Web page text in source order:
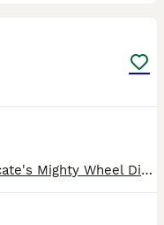
Allevamento riconosciuto AFSI Hecate's Mighty Wheel Dispone di cuccioli Per informazioni in privato Pedigree WCF Genitori testati Ecocardio perfetto Microchip libretto delle vaccinazioni in regola